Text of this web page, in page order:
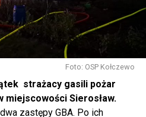
na wyspie Uznam, Polska
się tutaj zaczyna.
Prawa i Sprawiedliwości,
byłby w sferze
tutaj był wkład
podjął w tej sprawie
dzięki ogromnej
Foto: OSP Kołczewo
strażacy gasili pożar
miejscowości Sierosław.
zastępy GBA. Po ich